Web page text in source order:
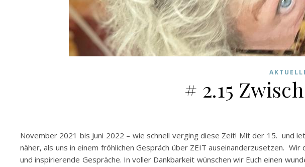
# 2.15
November 2021 bis Juni 2022 – wie schnell verging diese Zeit! Mit der 15. und
näher, als uns in einem fröhlichen Gespräch über ZEIT auseinanderzusetzen.
und inspirierende Gespräche. In voller Dankbarkeit wünschen wir Euch einen